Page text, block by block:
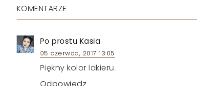
KOMENTARZE
Po prostu Kasia
05 czerwca, 2017 13:05
Piękny kolor lakieru.